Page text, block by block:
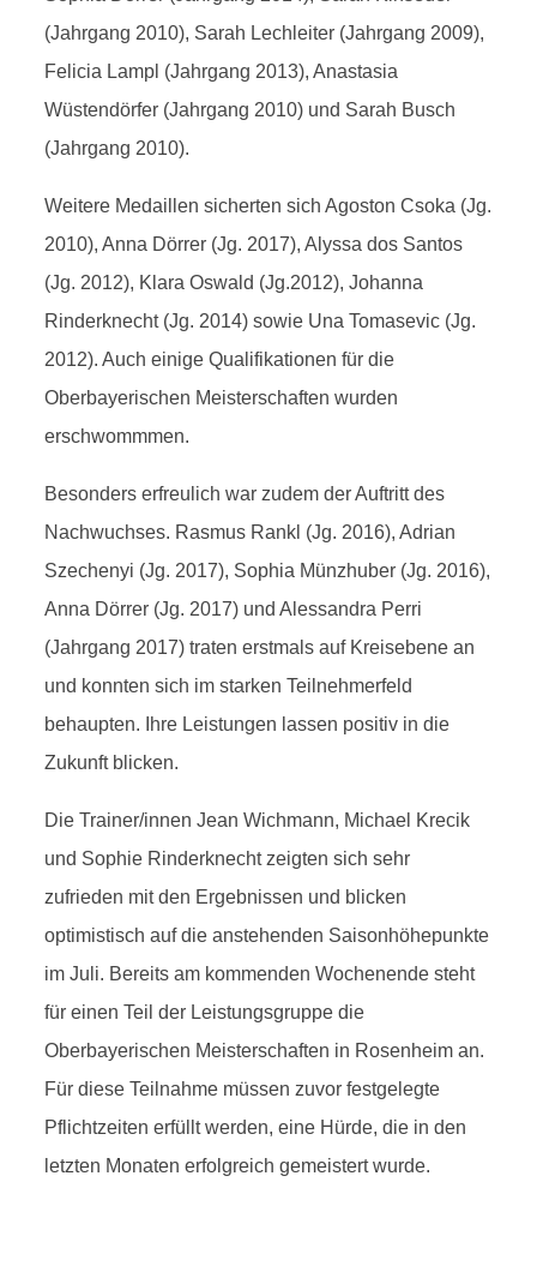
(Jahrgang 2010), Sarah Lechleiter (Jahrgang 2009),
Felicia Lampl (Jahrgang 2013), Anastasia
Wüstendörfer (Jahrgang 2010) und Sarah Busch
(Jahrgang 2010).
Weitere Medaillen sicherten sich Agoston Csoka (Jg.
2010), Anna Dörrer (Jg. 2017), Alyssa dos Santos
(Jg. 2012), Klara Oswald (Jg.2012), Johanna
Rinderknecht (Jg. 2014) sowie Una Tomasevic (Jg.
2012). Auch einige Qualifikationen für die
Oberbayerischen Meisterschaften wurden
erschwommmen.
Besonders erfreulich war zudem der Auftritt des
Nachwuchses. Rasmus Rankl (Jg. 2016), Adrian
Szechenyi (Jg. 2017), Sophia Münzhuber (Jg. 2016),
Anna Dörrer (Jg. 2017) und Alessandra Perri
(Jahrgang 2017) traten erstmals auf Kreisebene an
und konnten sich im starken Teilnehmerfeld
behaupten. Ihre Leistungen lassen positiv in die
Zukunft blicken.
Die Trainer/innen Jean Wichmann, Michael Krecik
und Sophie Rinderknecht zeigten sich sehr
zufrieden mit den Ergebnissen und blicken
optimistisch auf die anstehenden Saisonhöhepunkte
im Juli. Bereits am kommenden Wochenende steht
für einen Teil der Leistungsgruppe die
Oberbayerischen Meisterschaften in Rosenheim an.
Für diese Teilnahme müssen zuvor festgelegte
Pflichtzeiten erfüllt werden, eine Hürde, die in den
letzten Monaten erfolgreich gemeistert wurde.